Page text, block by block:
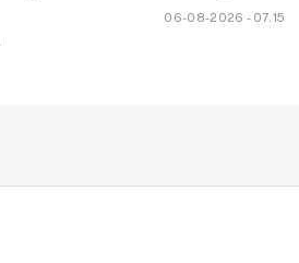
06-08-2026 - 07.15